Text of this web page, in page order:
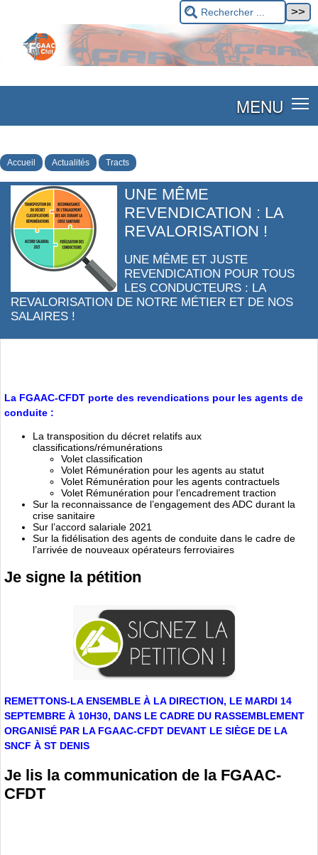
MENU
Accueil Actualités Tracts
UNE MÊME
REVENDICATION : LA
REVALORISATION !
UNE MÊME ET JUSTE
REVENDICATION POUR TOUS
LES CONDUCTEURS : LA
REVALORISATION DE NOTRE MÉTIER ET DE NOS
SALAIRES !
La FGAAC-CFDT porte des revendications pour les agents de
conduite :
La transposition du décret relatifs aux
classifications/rémunérations
Volet classification
Volet Rémunération pour les agents au statut
Volet Rémunération pour les agents contractuels
Volet Rémunération pour l’encadrement traction
Sur la reconnaissance de l’engagement des ADC durant la
crise sanitaire
Sur l’accord salariale 2021
Sur la fidélisation des agents de conduite dans le cadre de
l’arrivée de nouveaux opérateurs ferroviaires
Je signe la pétition
REMETTONS-LA ENSEMBLE À LA DIRECTION, LE MARDI 14
SEPTEMBRE À 10H30, DANS LE CADRE DU RASSEMBLEMENT
ORGANISÉ PAR LA FGAAC-CFDT DEVANT LE SIÈGE DE LA
SNCF À ST DENIS
Je lis la communication de la FGAAC-
CFDT